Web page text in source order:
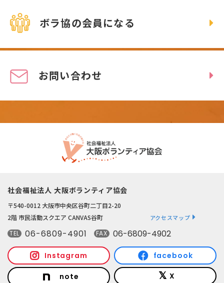
ボラ協の会員になる
お問い合わせ
社会福祉法人 大阪ボランティア協会
〒540-0012 大阪市中央区谷町二丁目2-20
2階 市民活動スクエア CANVAS谷町
アクセスマップ
TEL 06-6809-4901 FAX 06-6809-4902
Instagram facebook
note X